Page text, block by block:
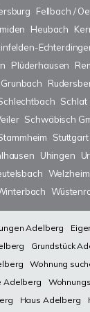
Fellbach /
Heubach
Plüderhausen
Schlat
Schwäbisch
Stuttgart
Uhingen
Welzheim
Adelberg
Grundstück
Wohnung
Adelberg
Haus Adelberg